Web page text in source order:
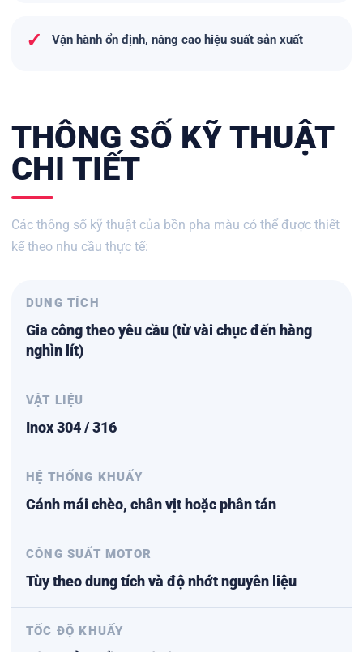
✓ Vận hành ổn định, nâng cao hiệu suất sản xuất
THÔNG SỐ KỸ THUẬT
CHI TIẾT
Các thông số kỹ thuật của bồn pha màu có thể được thiết
kế theo nhu cầu thực tế:
DUNG TÍCH
Gia công theo yêu cầu (từ vài chục đến hàng
nghìn lít)
VẬT LIỆU
Inox 304 / 316
HỆ THỐNG KHUẤY
Cánh mái chèo, chân vịt hoặc phân tán
CÔNG SUẤT MOTOR
Tùy theo dung tích và độ nhớt nguyên liệu
TỐC ĐỘ KHUẤY